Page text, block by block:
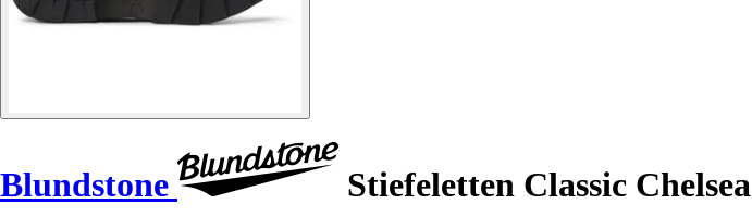
Blundstone Stiefeletten Classic Chelsea